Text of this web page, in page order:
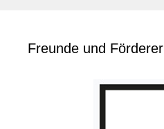
Freunde und Förderer